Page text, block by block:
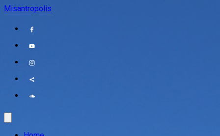
Misantropolis